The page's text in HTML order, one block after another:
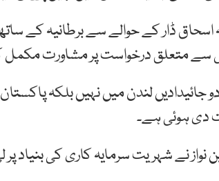
کہ اسحاق ڈار کے حوالے سے برطانیہ کے
سے متعلق درخواست پر مشاورت مکمل
جائیدادیں لندن میں نہیں بلکہ
دی ہوئی ہے۔
نواز نے شہریت سرمایہ کاری کی بنیاد